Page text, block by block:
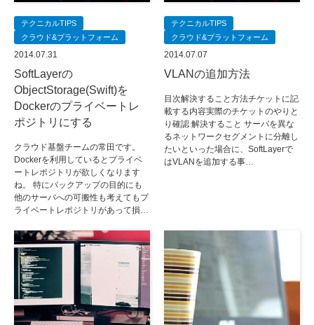
テクニカルTIPS
クラウド&プラットフォーム
2014.07.31
SoftLayerの
ObjectStorage(Swift)を
Dockerのプライベートレ
ポジトリにする
クラウド基盤チームの常田です。
Dockerを利用しているとプライベ
ートレポジトリが欲しくなります
ね。 特にバックアップの目的にも
他のサーバへの可搬性も考えてもプ
ライベートレポジトリがあって損…
テクニカルTIPS
クラウド&プラットフォーム
2014.07.07
VLANの追加方法
目次解決すること方法チケットに記
載する内容実際のチケットのやりと
り確認 解決すること サーバを異な
るネットワークセグメントに分離し
たいといった場合に、SoftLayerで
はVLANを追加する事…